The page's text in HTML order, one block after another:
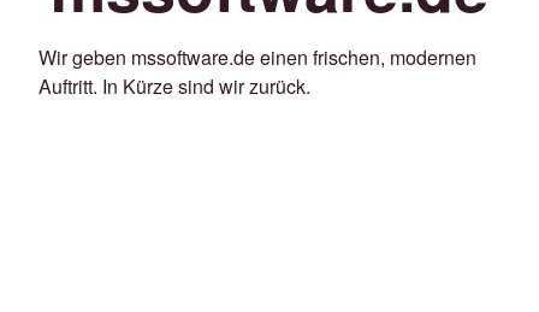
Wir geben mssoftware.de einen frischen, modernen
Auftritt. In Kürze sind wir zurück.